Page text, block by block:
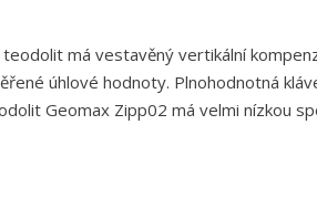
teodolit má vestavěný vertikální
úhlové hodnoty. Plnohodnotná
Geomax Zipp02 má velmi nízkou